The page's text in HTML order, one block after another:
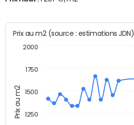
Prix au m2
Prix au m2 (source : estimations JDN)
1250
1500
1750
2000